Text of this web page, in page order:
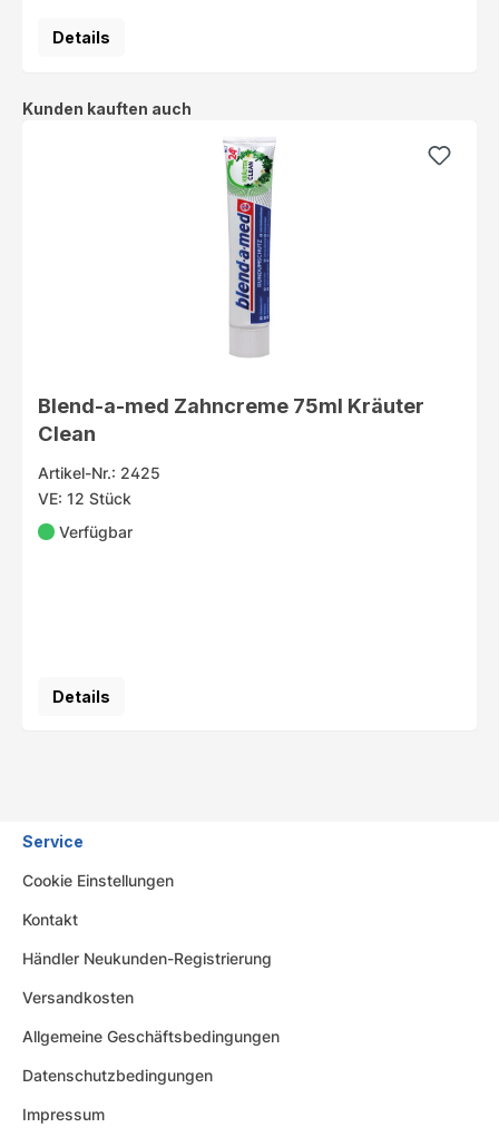
Details
Produktgalerie überspringen
Kunden kauften auch
Blend-a-med Zahncreme 75ml Kräuter
Clean
Artikel-Nr.: 2425
VE: 12 Stück
Verfügbar
Details
Service
Cookie Einstellungen
Kontakt
Händler Neukunden-Registrierung
Versandkosten
Allgemeine Geschäftsbedingungen
Datenschutzbedingungen
Impressum